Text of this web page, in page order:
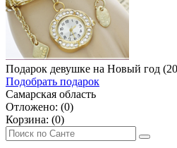
Подарок девушке на Новый год
Подобрать подарок
Самарская область
Отложено: (0)
Корзина: (0)